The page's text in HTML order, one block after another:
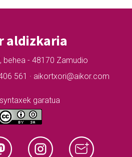
aldizkaria
behea - 48170 Zamudio
561 · aikortxori@aikor.com
garatua